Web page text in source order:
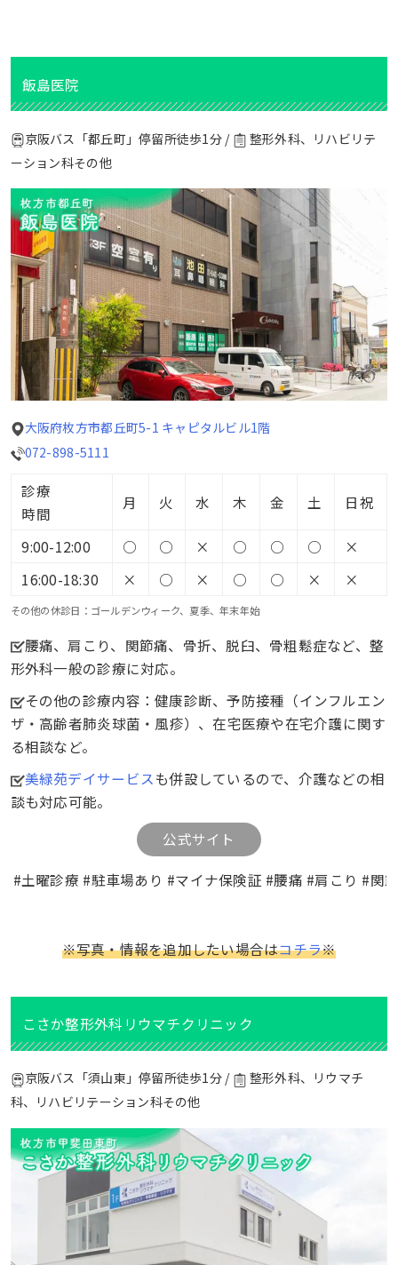
飯島医院
京阪バス「都丘町」停留所徒歩1分 /
整形外科、リハビリテ
ーション科その他
大阪府枚方市都丘町5-1 キャピタルビル1階
072-898-5111
診療
時間
月 火 水 木 金 土 日祝
9:00-12:00 ○ ○ × ○ ○ ○
×
16:00-18:30
× ○ × ○ ○ × ×
その他の休診日：ゴールデンウィーク、夏季、年末年始
腰痛、肩こり、関節痛、骨折、脱臼、骨粗鬆症など、整
形外科一般の診療に対応。
その他の診療内容：健康診断、予防接種（インフルエン
ザ・高齢者肺炎球菌・風疹）、在宅医療や在宅介護に関す
る相談など。
美緑苑デイサービスも併設しているので、介護などの相
談も対応可能。
公式サイト
#土曜診療 #駐車場あり #マイナ保険証 #腰痛 #肩こり #関
※写真・情報を追加したい場合はコチラ※
こさか整形外科リウマチクリニック
京阪バス「須山東」停留所徒歩1分 /
整形外科、リウマチ
科、リハビリテーション科その他